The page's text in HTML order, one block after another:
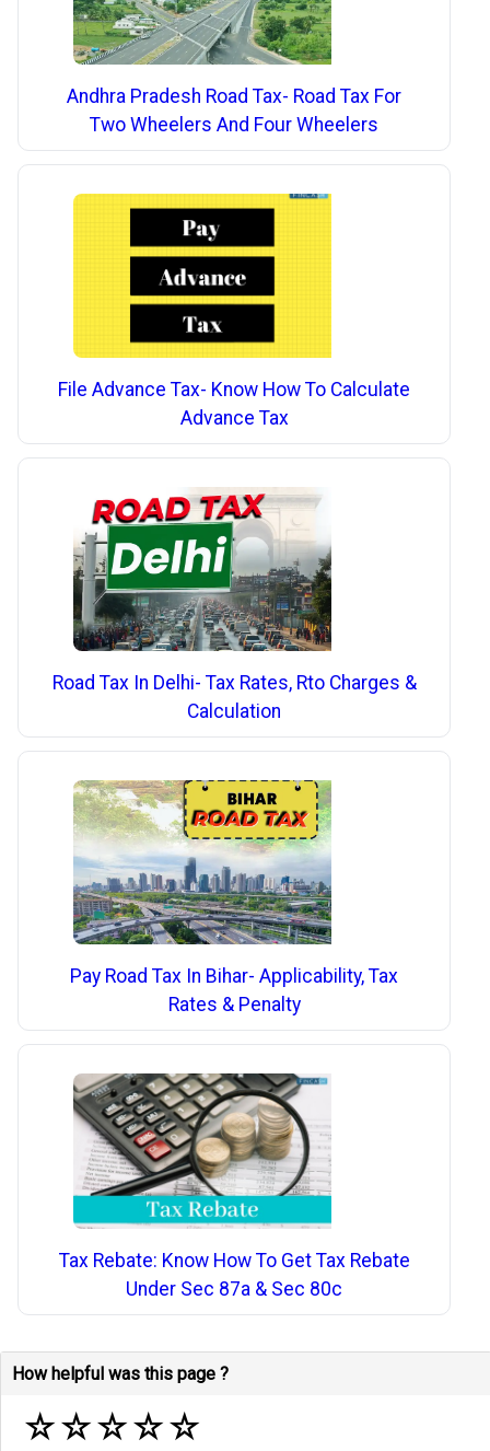
Andhra Pradesh Road Tax- Road Tax For
Two Wheelers And Four Wheelers
File Advance Tax- Know How To Calculate
Advance Tax
Road Tax In Delhi- Tax Rates, Rto Charges &
Calculation
Pay Road Tax In Bihar- Applicability, Tax
Rates & Penalty
Tax Rebate: Know How To Get Tax Rebate
Under Sec 87a & Sec 80c
How helpful was this page ?
☆☆☆☆☆